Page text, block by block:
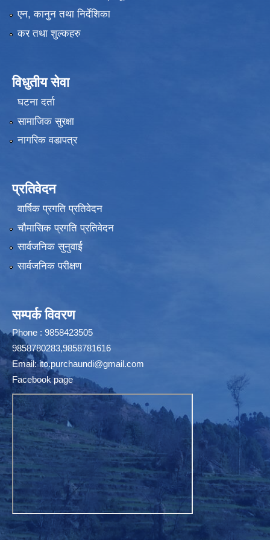
एन, कानुन तथा निर्देशिका
कर तथा शुल्कहरु
विधुतीय सेवा
घटना दर्ता
सामाजिक सुरक्षा
नागरिक वडापत्र
प्रतिवेदन
वार्षिक प्रगति प्रतिवेदन
चौमासिक प्रगति प्रतिवेदन
सार्वजनिक सुनुवाई
सार्वजनिक परीक्षण
सम्पर्क विवरण
Phone : 9858423505
9858780283,9858781616
Email:ito.purchaundi@gmail.com
Facebook page